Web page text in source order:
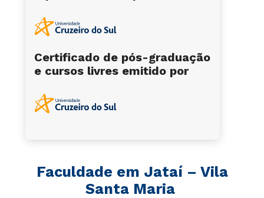
Faculdade em Jataí – Vila
Santa Maria
Certificado de pós-graduação
e cursos livres emitido por